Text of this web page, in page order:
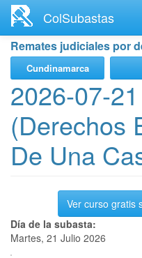
contenido
principal
ColSubastas
Remates judiciales por
Cundinamarca
2026-07-
(Derechos
De Una
Ver curso gratis
Día de la subasta:
Martes, 21 Julio 2026